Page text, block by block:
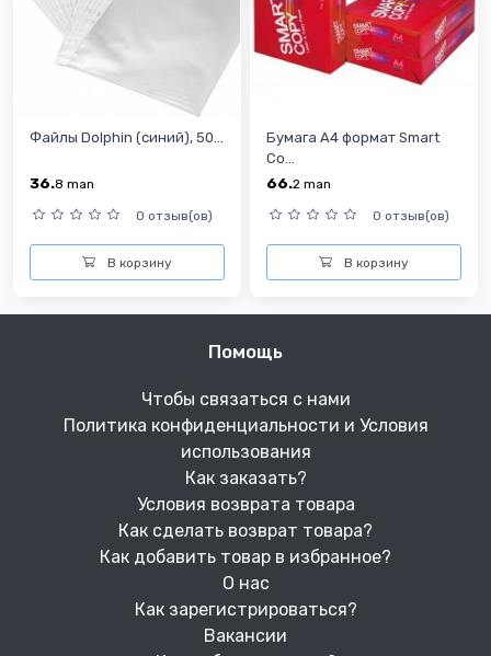
Файлы Dolphin (синий), 50...
36.8 man
0 отзыв(ов)
В корзину
Бумага А4 формат Smart
Co...
66.2 man
0 отзыв(ов)
В корзину
Помощь
Чтобы связаться с нами
Политика конфиденциальности и Условия
использования
Как заказать?
Условия возврата товара
Как сделать возврат товара?
Как добавить товар в избранное?
О нас
Как зарегистрироваться?
Вакансии